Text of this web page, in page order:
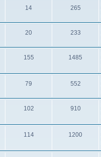
14 265
20 233
155 1485
79 552
102 910
114 1200